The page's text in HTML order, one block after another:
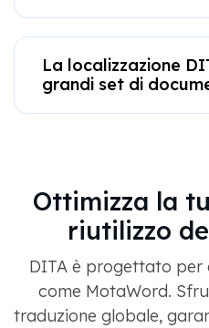
La localizzazione
grandi set di
Ottimizza la
riutilizzo
DITA è progettato per
come MotaWord.
traduzione globale,